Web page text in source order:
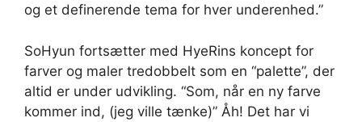
og et definerende tema for hver underenhed.”
SoHyun fortsætter med HyeRins koncept for
farver og maler tredobbelt som en “palette”, der
altid er under udvikling. “Som, når en ny farve
kommer ind, (jeg ville tænke)” Åh! Det har vi